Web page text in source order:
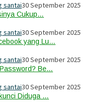
santai30 September 2025
Cukup…
santai30 September 2025
yang Lu…
santai30 September 2025
Be…
santai30 September 2025
Diduga …